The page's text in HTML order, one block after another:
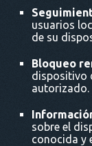
usuarios
de su
Bloqueo
dispositivo
autorizado.
sobre el
conocida y